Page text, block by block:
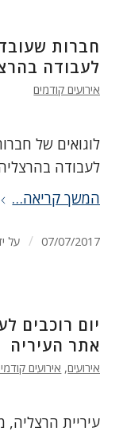
חברות
לעבודה
אירועים קודמים
לוגואים של
לעבודה
המשך קריאה…
07/07/2017
/ על
אתר העיריה
אירועים, אירועים
עיריית הרצליה,